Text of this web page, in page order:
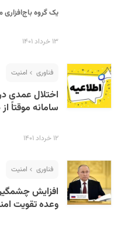
یک گروه باج‌افزاری
۱۳ خرداد ۱۴۰۱
فناوری امنیت
اختلال عمدی
سامانه
۱۲ خرداد ۱۴۰۱
فناوری امنیت
افزایش
وعده تقویت